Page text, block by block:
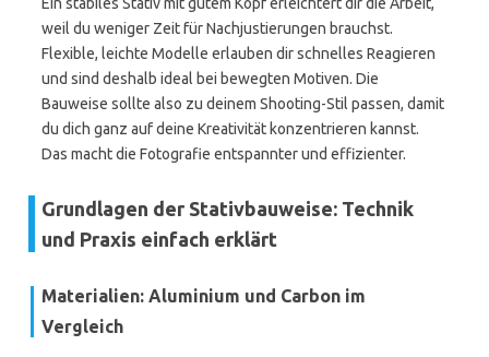
weil du weniger Zeit für Nachjustierungen brauchst.
Flexible, leichte Modelle erlauben dir schnelles Reagieren
und sind deshalb ideal bei bewegten Motiven. Die
Bauweise sollte also zu deinem Shooting-Stil passen, damit
du dich ganz auf deine Kreativität konzentrieren kannst.
Das macht die Fotografie entspannter und effizienter.
Grundlagen der Stativbauweise: Technik
und Praxis einfach erklärt
Materialien: Aluminium und Carbon im
Vergleich